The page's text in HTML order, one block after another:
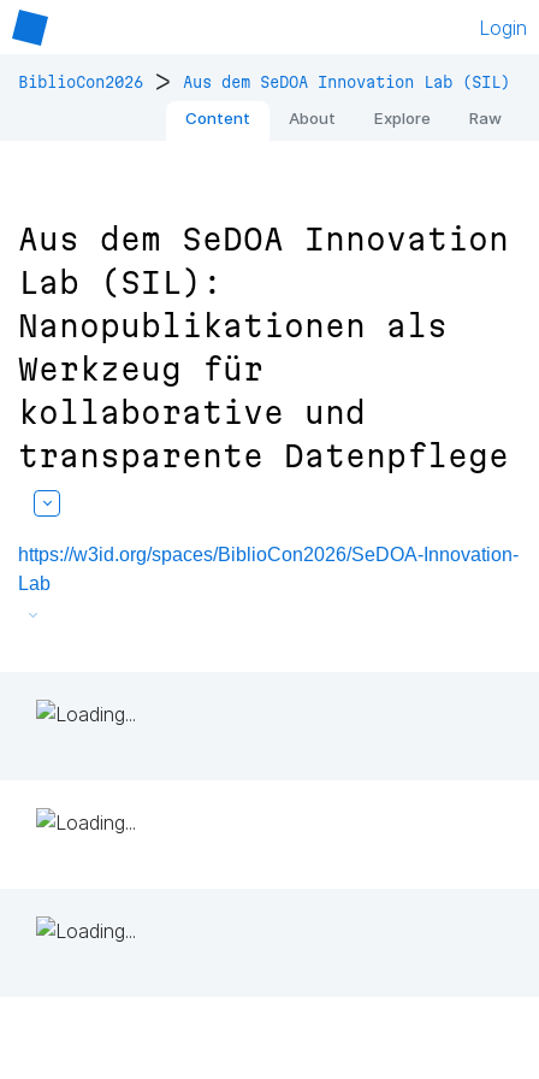
Login
BiblioCon2026 > Aus dem SeDOA Innovation Lab (SIL)
Content About Explore Raw
Aus dem SeDOA Innovation
Lab (SIL):
Nanopublikationen als
Werkzeug für
kollaborative und
transparente Datenpflege
https://w3id.org/spaces/BiblioCon2026/SeDOA-Innovation-
Lab